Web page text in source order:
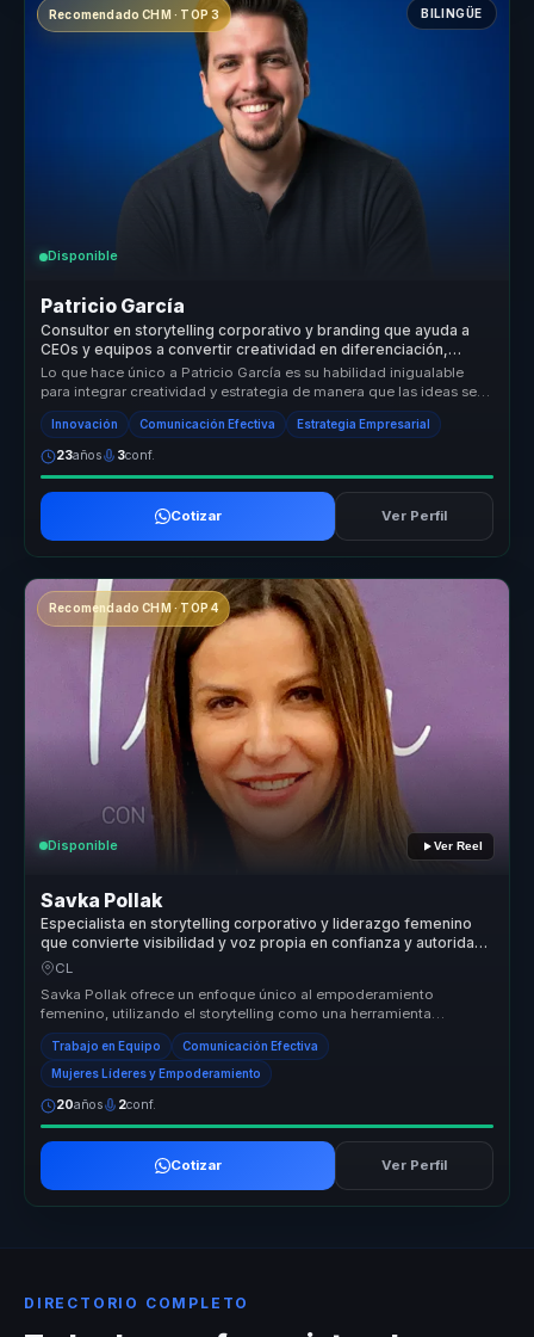
Recomendado CHM · TOP 3 BILINGÜE
Disponible
Patricio García
Consultor en storytelling corporativo y branding que ayuda a
CEOs y equipos a convertir creatividad en diferenciación,
experiencia y crecimiento.
Lo que hace único a Patricio García es su habilidad inigualable
para integrar creatividad y estrategia de manera que las ideas se
convier...
Innovación Comunicación Efectiva Estrategia Empresarial
23años 3conf.
Cotizar Ver Perfil
Recomendado CHM · TOP 4
Disponible Ver Reel
Savka Pollak
Especialista en storytelling corporativo y liderazgo femenino
que convierte visibilidad y voz propia en confianza y autoridad
para mujeres líderes y equipos.
CL
Savka Pollak ofrece un enfoque único al empoderamiento
femenino, utilizando el storytelling como una herramienta
poderosa para crear espa...
Trabajo en Equipo Comunicación Efectiva
Mujeres Líderes y Empoderamiento
20años 2conf.
Cotizar Ver Perfil
DIRECTORIO COMPLETO